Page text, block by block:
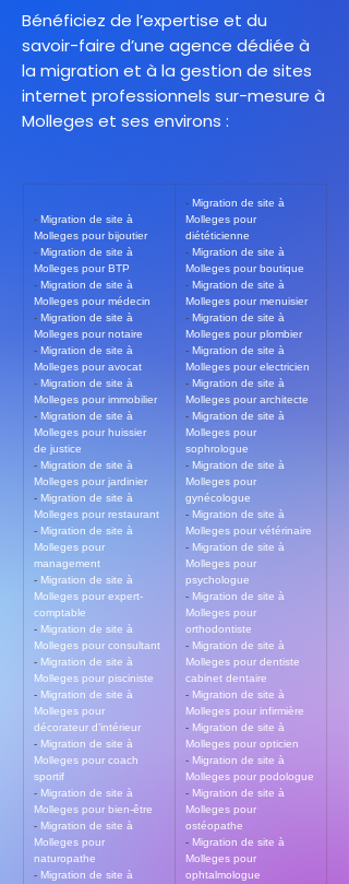
Bénéficiez de l’expertise et du
savoir-faire d’une agence dédiée à
la migration et à la gestion de sites
internet professionnels sur-mesure à
Molleges et ses environs :
- Migration de site à
Molleges pour bijoutier
- Migration de site à
Molleges pour BTP
- Migration de site à
Molleges pour médecin
- Migration de site à
Molleges pour notaire
- Migration de site à
Molleges pour avocat
- Migration de site à
Molleges pour immobilier
- Migration de site à
Molleges pour huissier
de justice
- Migration de site à
Molleges pour jardinier
- Migration de site à
Molleges pour restaurant
- Migration de site à
Molleges pour
management
- Migration de site à
Molleges pour expert-
comptable
- Migration de site à
Molleges pour consultant
- Migration de site à
Molleges pour pisciniste
- Migration de site à
Molleges pour
décorateur d’intérieur
- Migration de site à
Molleges pour coach
sportif
- Migration de site à
Molleges pour bien-être
- Migration de site à
Molleges pour
naturopathe
- Migration de site à
- Migration de site à
Molleges pour
diététicienne
- Migration de site à
Molleges pour boutique
- Migration de site à
Molleges pour menuisier
- Migration de site à
Molleges pour plombier
- Migration de site à
Molleges pour electricien
- Migration de site à
Molleges pour architecte
- Migration de site à
Molleges pour
sophrologue
- Migration de site à
Molleges pour
gynécologue
- Migration de site à
Molleges pour vétérinaire
- Migration de site à
Molleges pour
psychologue
- Migration de site à
Molleges pour
orthodontiste
- Migration de site à
Molleges pour dentiste
cabinet dentaire
- Migration de site à
Molleges pour infirmière
- Migration de site à
Molleges pour opticien
- Migration de site à
Molleges pour podologue
- Migration de site à
Molleges pour
ostéopathe
- Migration de site à
Molleges pour
ophtalmologue